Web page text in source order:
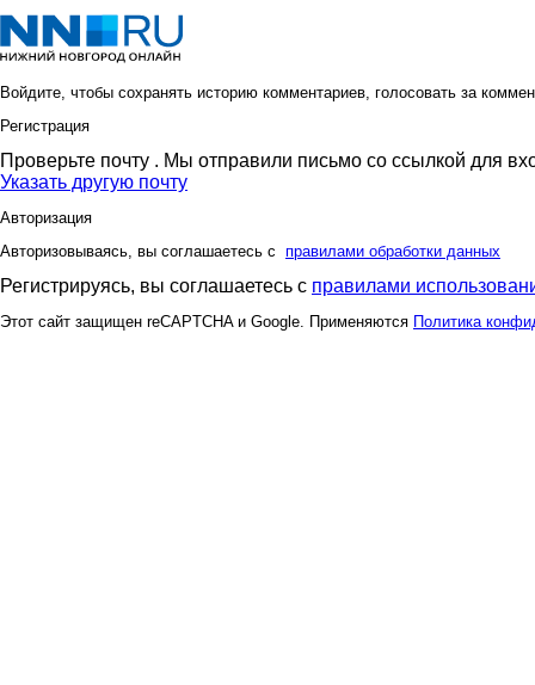
Войдите, чтобы сохранять историю комментариев, голосовать за
Регистрация
Проверьте почту . Мы отправили письмо со ссылкой для
Указать другую почту
Авторизация
Авторизовываясь, вы соглашаетесь с правилами обработки данных
Регистрируясь, вы соглашаетесь с правилами
Этот сайт защищен reCAPTCHA и Google. Применяются Политика